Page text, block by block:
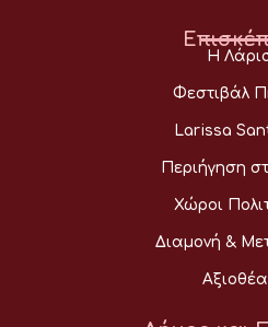
Η
Φεστιβάλ
Larissa
Περιήγηση
Χώροι
Διαμονή &